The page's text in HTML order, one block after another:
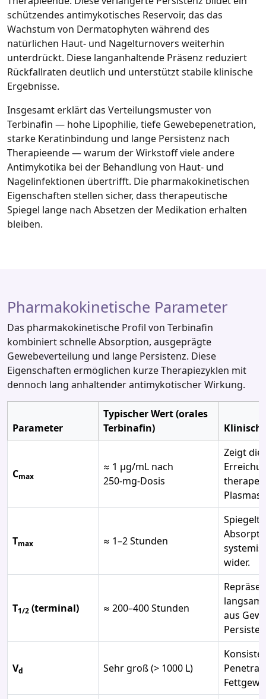
schützendes antimykotisches Reservoir, das das
Wachstum von Dermatophyten während des
natürlichen Haut‑ und Nagelturnovers weiterhin
unterdrückt. Diese langanhaltende Präsenz reduziert
Rückfallraten deutlich und unterstützt stabile klinische
Ergebnisse.
Insgesamt erklärt das Verteilungsmuster von
Terbinafin — hohe Lipophilie, tiefe Gewebepenetration,
starke Keratinbindung und lange Persistenz nach
Therapieende — warum der Wirkstoff viele andere
Antimykotika bei der Behandlung von Haut‑ und
Nagelinfektionen übertrifft. Die pharmakokinetischen
Eigenschaften stellen sicher, dass therapeutische
Spiegel lange nach Absetzen der Medikation erhalten
bleiben.
Pharmakokinetische Parameter
Das pharmakokinetische Profil von Terbinafin
kombiniert schnelle Absorption, ausgeprägte
Gewebeverteilung und lange Persistenz. Diese
Eigenschaften ermöglichen kurze Therapiezyklen mit
dennoch lang anhaltender antimykotischer Wirkung.
Parameter
Typischer Wert (orales
Terbinafin)
Cmax
≈ 1 µg/mL nach
250‑mg‑Dosis
Zeigt die
Tmax ≈ 1–2 Stunden
Spiegelt
wider.
T1/2 (terminal) ≈ 200–400 Stunden
aus
Vd Sehr groß (> 1000 L)